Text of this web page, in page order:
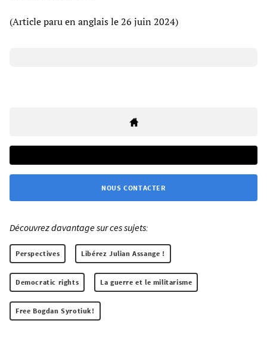
(Article paru en anglais le 26 juin 2024)
NOUS CONTACTER
Découvrez davantage sur ces sujets:
Perspectives Libérez Julian Assange !
Democratic rights La guerre et le militarisme
Free Bogdan Syrotiuk!